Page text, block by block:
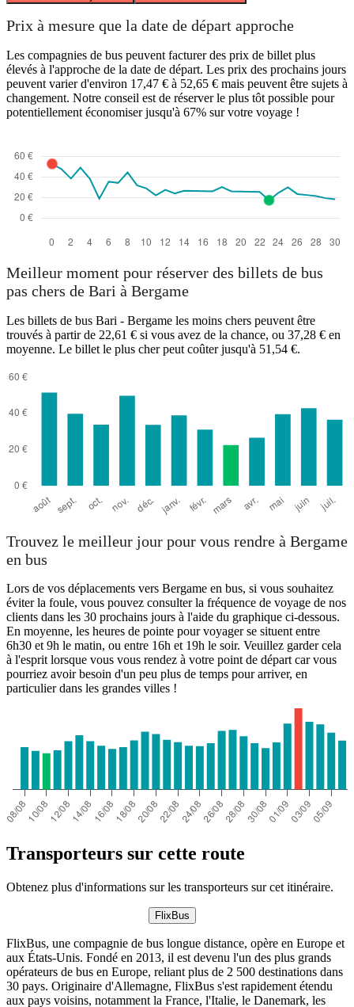
Prix à mesure que la date de départ approche
Les compagnies de bus peuvent facturer des prix de billet plus
élevés à l'approche de la date de départ. Les prix des prochains jours
peuvent varier d'environ 17,47 € à 52,65 € mais peuvent être sujets à
changement. Notre conseil est de réserver le plus tôt possible pour
potentiellement économiser jusqu'à 67% sur votre voyage !
Meilleur moment pour réserver des billets de bus
pas chers de Bari à Bergame
Les billets de bus Bari - Bergame les moins chers peuvent être
trouvés à partir de 22,61 € si vous avez de la chance, ou 37,28 € en
moyenne. Le billet le plus cher peut coûter jusqu'à 51,54 €.
Trouvez le meilleur jour pour vous rendre à Bergame
en bus
Lors de vos déplacements vers Bergame en bus, si vous souhaitez
éviter la foule, vous pouvez consulter la fréquence de voyage de nos
clients dans les 30 prochains jours à l'aide du graphique ci-dessous.
En moyenne, les heures de pointe pour voyager se situent entre
6h30 et 9h le matin, ou entre 16h et 19h le soir. Veuillez garder cela
à l'esprit lorsque vous vous rendez à votre point de départ car vous
pourriez avoir besoin d'un peu plus de temps pour arriver, en
particulier dans les grandes villes !
Transporteurs sur cette route
Obtenez plus d'informations sur les transporteurs sur cet itinéraire.
FlixBus
FlixBus, une compagnie de bus longue distance, opère en Europe et
aux États-Unis. Fondé en 2013, il est devenu l'un des plus grands
opérateurs de bus en Europe, reliant plus de 2 500 destinations dans
30 pays. Originaire d'Allemagne, FlixBus s'est rapidement étendu
aux pays voisins, notamment la France, l'Italie, le Danemark, les